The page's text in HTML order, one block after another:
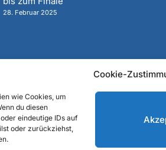
Cookie-
wie Cookies, um
du diesen
eindeutige IDs auf
oder zurückziehst,
28. Februar 2025